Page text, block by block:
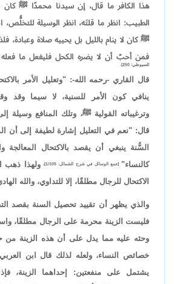
هذا الكافر ما قال، إن سيدنا محمدًا ﷺ كان
الطبيب: انظر ما قلتَه، انظر الوسيلة
ﷺ كان لا ينام بالليل بل يحييه صلاة وعبادة،
فمن أحبّ أن لا يضره الكحل فليفعل ما
للسيوطي: 250].
قال القاري -رحمه الله-: "وتعليل الأمر
ينافي كون الأمر للسنية، لا سيما وقد
وترغيباته القولية ﷺ، وتلك المنافع وسيلة
قال: "نعم في التعليل إشارة لطيفة إلى أن
السُّنة ينبغي أن يقصد بالاكتحال المعالجة
كالنساء" [جمع الوسائل في شرح الشمائل: 1/105]،
ولهذا ذهب
الاكتحال للرجال مطلقًا، إلا للتداوي، والله
والذي يظهر أن تقييد تحصيل السنة بقصد
فليست الزينة محرمة على الرجال مطلقًا،
وحثه عليه مما يدل على أن هذه الزينة
خصائص النساء، ولعله لذلك قال ابن
يشتمل على منفعتين: إحداهما الزينة،